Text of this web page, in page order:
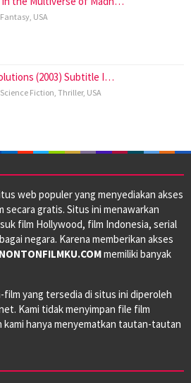
Fantasy, USA
(2003) Subtitle I…
Science Fiction, Thriller, USA
web populer yang menyediakan akses
gratis. Situs ini menawarkan
film Hollywood, film Indonesia, serial
negara. Karena memberikan akses
NONTONFILMKU.COMmemiliki banyak
yang tersedia di situs ini diperoleh
Kami tidak menyimpan file film
hanya menyematkan tautan-tautan